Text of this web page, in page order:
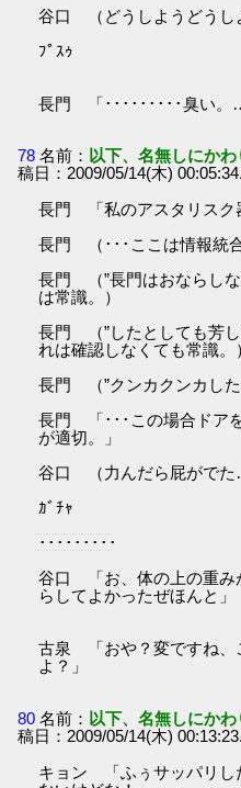
谷口 （どうしようどうし
ﾌﾟｽｩ
長門 「･････････臭い。
78 名前： 以下、名無しにか
稿日：2009/05/14(木)
長門 「私のアスタリスク
長門 （･･･ここは情報統
長門 （”長門はおならしな
は常識。）
長門 （”したとしても芳し
れは確認しなくても常識。
長門 （”クンカクンカした
長門 「･･･この場合ドア
が適切。」
谷口 （力んだら屁がでた
ｶﾞﾁｬ
･････････
谷口 「お、体の上の重み
らしてよかったぜほんと」
古泉 「おや？変ですね、
よ？」
80 名前： 以下、名無しにか
稿日：2009/05/14(木)
キョン 「ふぅサッパリし